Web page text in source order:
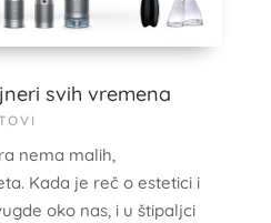
svih vremena
nema malih,
Kada je reč o estetici i
oko nas, i u štipaljci